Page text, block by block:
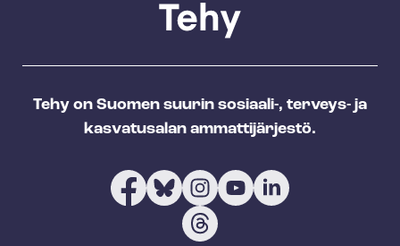
Tehy on Suomen suurin sosiaali-, terveys- ja
kasvatusalan ammattijärjestö.